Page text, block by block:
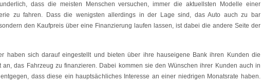
dass die meisten Menschen versuchen, immer die aktuellsten Modelle einer
zu fahren. Dass die wenigsten allerdings in der Lage sind, das Auto auch zu bar
den Kaufpreis über eine Finanzierung laufen lassen, ist dabei die andere Seite der
haben sich darauf eingestellt und bieten über ihre hauseigene Bank ihren Kunden die
an, das Fahrzeug zu finanzieren. Dabei kommen sie den Wünschen ihrer Kunden auch in
dass diese ein hauptsächliches Interesse an einer niedrigen Monatsrate haben.